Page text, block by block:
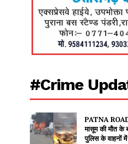
#Crime
PATNA
मासूम की मौत के
पुलिस के वाहनों